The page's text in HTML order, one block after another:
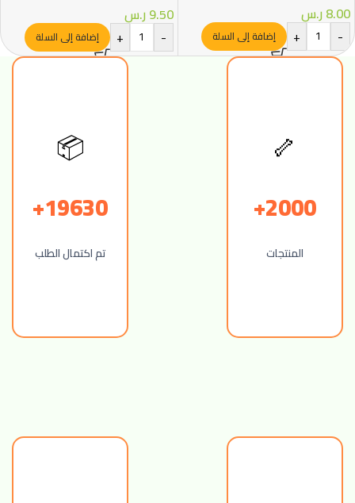
8.00ر.س
-
+ إضافة إلى السلة
9.50ر.س
-
+ إضافة إلى السلة
🦴
2000+
المنتجات
📦
19630+
تم اكتمال الطلب